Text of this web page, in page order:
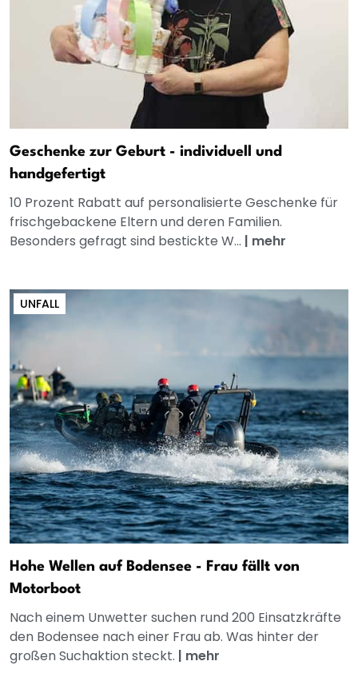
Geschenke zur Geburt - individuell und
handgefertigt
10 Prozent Rabatt auf personalisierte Geschenke für
frischgebackene Eltern und deren Familien.
Besonders gefragt sind bestickte W... | mehr
UNFALL
Hohe Wellen auf Bodensee - Frau fällt von
Motorboot
Nach einem Unwetter suchen rund 200 Einsatzkräfte
den Bodensee nach einer Frau ab. Was hinter der
großen Suchaktion steckt. | mehr